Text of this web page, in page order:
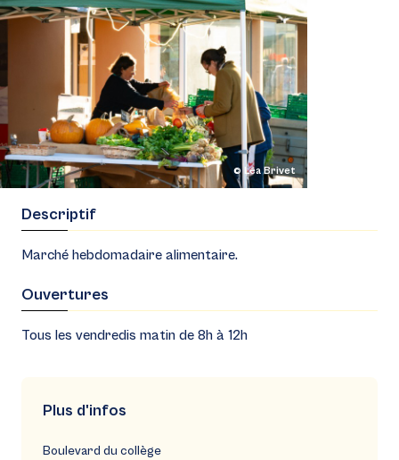
© Léa Brivet
Descriptif
Marché hebdomadaire alimentaire.
Ouvertures
Tous les vendredis matin de 8h à 12h
Plus d'infos
Boulevard du collège